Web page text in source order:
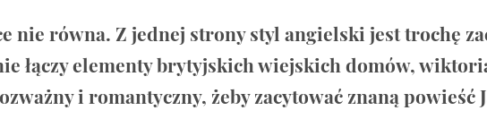
nie równa. Z jednej strony styl angielski jest trochę
łączy elementy brytyjskich wiejskich domów,
i romantyczny, żeby zacytować znaną powieść